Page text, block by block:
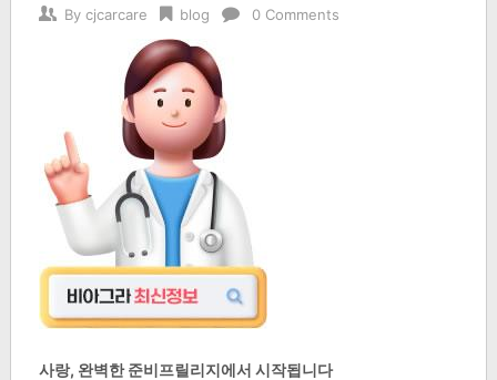
By cjcarcare blog 0 Comments
사랑, 완벽한 준비프릴리지에서 시작됩니다